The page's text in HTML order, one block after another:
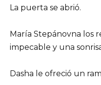
La puerta se abrió.
María Stepánovna los
impecable y una
Dasha le ofreció un